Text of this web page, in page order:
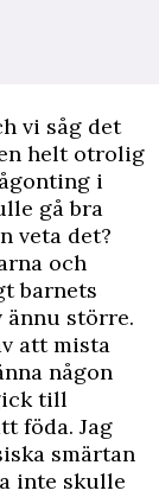
vi såg det
helt otrolig
i
gå bra
veta det?
och
barnets
ännu större.
att mista
någon
till
föda. Jag
smärtan
inte skulle